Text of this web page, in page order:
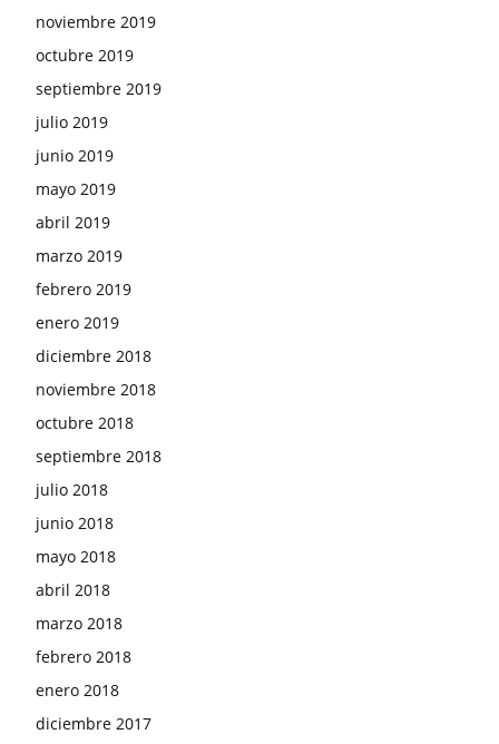
noviembre 2019
octubre 2019
septiembre 2019
julio 2019
junio 2019
mayo 2019
abril 2019
marzo 2019
febrero 2019
enero 2019
diciembre 2018
noviembre 2018
octubre 2018
septiembre 2018
julio 2018
junio 2018
mayo 2018
abril 2018
marzo 2018
febrero 2018
enero 2018
diciembre 2017